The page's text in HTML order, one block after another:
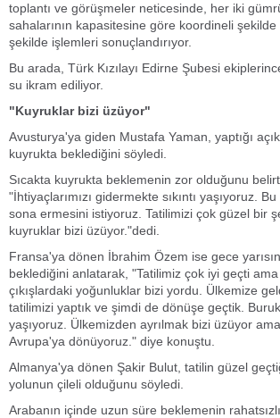
toplantı ve görüşmeler neticesinde, her iki
sahalarının kapasitesine göre koordineli şekilde
şekilde işlemleri sonuçlandırıyor.
Bu arada, Türk Kızılayı Edirne Şubesi
su ikram ediliyor.
"Kuyruklar bizi üzüyor"
Avusturya'ya giden Mustafa Yaman, yaptığı
kuyrukta beklediğini söyledi.
Sıcakta kuyrukta beklemenin zor olduğunu
"İhtiyaçlarımızı gidermekte sıkıntı yaşıyoruz.
sona ermesini istiyoruz. Tatilimizi çok güzel bir
kuyruklar bizi üzüyor."dedi.
Fransa'ya dönen İbrahim Özem ise gece
beklediğini anlatarak, "Tatilimiz çok iyi geçti
çıkışlardaki yoğunluklar bizi yordu. Ülkemize
tatilimizi yaptık ve şimdi de dönüşe geçtik.
yaşıyoruz. Ülkemizden ayrılmak bizi üzüyor
Avrupa'ya dönüyoruz." diye konuştu.
Almanya'ya dönen Şakir Bulut, tatilin güzel
yolunun çileli olduğunu söyledi.
Arabanın içinde uzun süre beklemenin